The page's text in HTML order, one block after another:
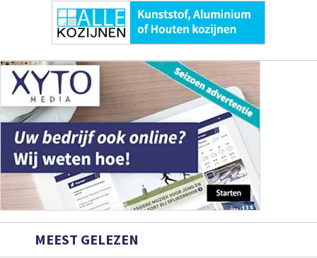
MEEST GELEZEN